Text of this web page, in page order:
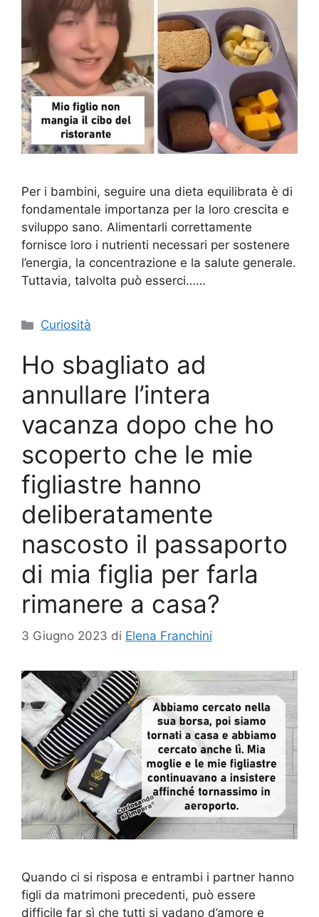
Per i bambini, seguire una dieta equilibrata è di
fondamentale importanza per la loro crescita e
sviluppo sano. Alimentarli correttamente
fornisce loro i nutrienti necessari per sostenere
l’energia, la concentrazione e la salute generale.
Tuttavia, talvolta può esserci……
Categorie
Curiosità
Ho sbagliato ad
annullare l’intera
vacanza dopo che ho
scoperto che le mie
figliastre hanno
deliberatamente
nascosto il passaporto
di mia figlia per farla
rimanere a casa?
3 Giugno 2023 di Elena Franchini
Quando ci si risposa e entrambi i partner hanno
figli da matrimoni precedenti, può essere
difficile far sì che tutti si vadano d’amore e